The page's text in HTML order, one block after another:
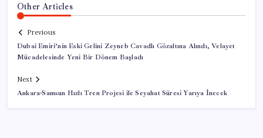
Other Articles
Previous
Dubai Emiri’nin Eski Gelini Zeyneb Cavadlı Gözaltına Alındı, Velayet
Mücadelesinde Yeni Bir Dönem Başladı
Next
Ankara-Samsun Hızlı Tren Projesi ile Seyahat Süresi Yarıya İnecek